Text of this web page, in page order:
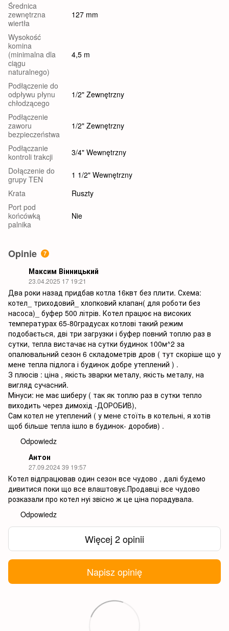
Średnica
zewnętrzna
wiertła
127 mm
Wysokość
komina
(minimalna dla
ciągu
naturalnego)
4,5 m
Podłączenie do
odpływu płynu
chłodzącego
1/2" Zewnętrzny
Podłączenie
zaworu
bezpieczeństwa
1/2" Zewnętrzny
Podłączanie
kontroli trakcji
3/4" Wewnętrzny
Dołączenie do
grupy TEN
1 1/2" Wewnętrzny
Krata
Ruszty
Port pod
końcówką
palnika
Nie
Opinie 7
Максим Вінницький
23.04.2025 17 19:21
Два роки назад придбав котла 16квт без плити. Схема:
котел_ триходовий_ хлопковий клапан( для роботи без
насоса)_ буфер 500 літрів. Котел працює на високих
температурах 65-80градусах котлові такий режим
подобається, дві три загрузки і буфер повний топлю раз в
сутки, тепла вистачає на сутки будинок 100м^2 за
опалювальний сезон 6 складометрів дров ( тут скоріше що у
мене тепла підлога і будинок добре утеплений ) .
З плюсів : ціна , якість зварки металу, якість металу, на
вигляд сучасний.
Мінуси: не має шиберу ( так як топлю раз в сутки тепло
виходить через димохід -ДОРОБИВ),
Сам котел не утеплений ( у мене стоїть в котельні, я хотів
щоб більше тепла ішло в будинок- доробив) .
Odpowiedz
Антон
27.09.2024 39 19:57
Котел відпрацював один сезон все чудово , далі будемо
дивитися поки що все влаштовує.Продавці все чудово
розказали про котел нуі звісно ж це ціна порадувала.
Odpowiedz
Więcej 2 opinii
Napisz opinię